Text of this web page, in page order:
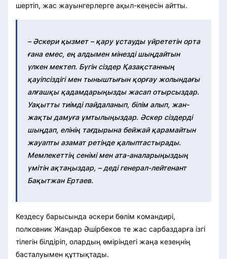
шертіп, жас жауынгерлерге ақыл-кеңесін айтты.
– Әскери қызмет – қару ұстауды үйрететін орта
ғана емес, ең алдымен мінезді шыңдайтын
үлкен мектеп. Бүгін сіздер Қазақстанның
қауіпсіздігі мен тыныштығын қорғау жолындағы
алғашқы қадамдарыңызды жасап отырсыздар.
Уақытты тиімді пайдаланып, білім алып, жан-
жақты дамуға ұмтылыңыздар. Әскер сіздерді
шыңдап, елінің тағдырына бейжай қарамайтын
жауапты азамат ретінде қалыптастырады.
Мемлекеттің сенімі мен ата-аналарыңыздың
үмітін ақтаңыздар, – деді генерал-лейтенант
Бақытжан Ертаев.
Кездесу барысында әскери бөлім командирі,
полковник Жандар Әшірбеков те жас сарбаздарға ізгі
тілегін білдіріп, олардың өміріндегі жаңа кезеңнің
басталуымен құттықтады.